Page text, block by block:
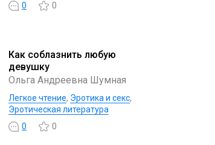
0
0
Как соблазнить любую
девушку
Ольга Андреевна Шумная
Легкое чтение, Эротика и секс,
Эротическая литература
0
0